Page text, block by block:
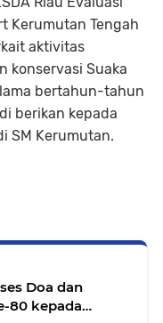
Kerumutan Tengah
aktivitas
konservasi Suaka
bertahun-tahun
berikan kepada
SM Kerumutan.
Doa dan
80 kepada